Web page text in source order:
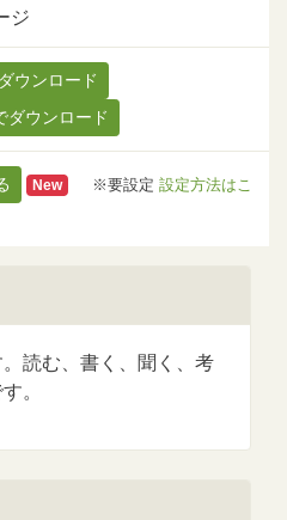
ジ
ウンロード
ダウンロード
New ※要設定 設定方法はこ
読む、書く、聞く、考
。